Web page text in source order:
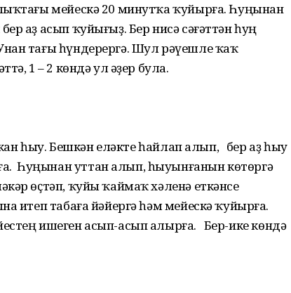
мейескә 20 минутҡа ҡуйырға. Һуңынан
аҙ асып ҡуйығыҙ. Бер нисә сәғәттән һуң
тағы һүндерергә. Шул рәүешле ҡаҡ
1 – 2 көндә ул әҙер була.
һыу. Бешкән еләкте һайлап алып, бер аҙ һыу
Һуңынан уттан алып, һыуынғанын көтөргә
өҫтәп, ҡуйы ҡаймаҡ хәленә еткәнсе
итеп табаға йәйергә һәм мейескә ҡуйырға.
ишеген асып-асып алырға. Бер-ике көндә